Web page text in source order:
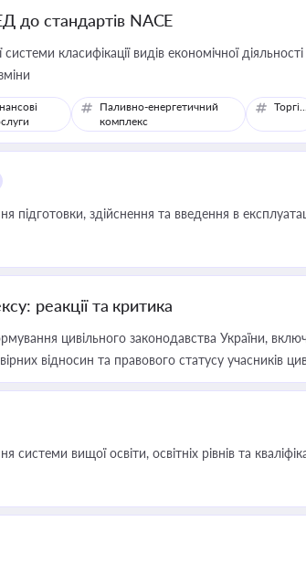
до стандартів NACE
класифікації видів економічної
Паливно-енергетичний
комплекс
Торгівля
здійснення та введення в
реакції та критика
цивільного законодавства України,
відносин та правового статусу учасників
вищої освіти, освітніх рівнів та